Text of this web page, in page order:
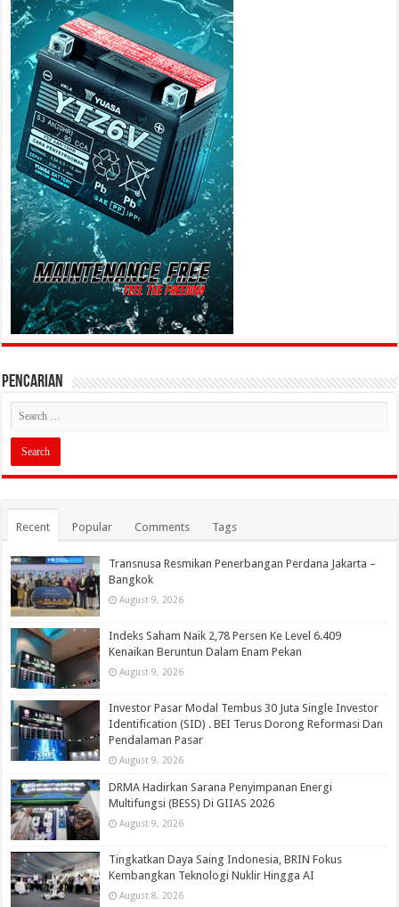
PENCARIAN
Recent Popular Comments Tags
Transnusa Resmikan Penerbangan Perdana Jakarta –
Bangkok
August 9, 2026
Indeks Saham Naik 2,78 Persen Ke Level 6.409
Kenaikan Beruntun Dalam Enam Pekan
August 9, 2026
Investor Pasar Modal Tembus 30 Juta Single Investor
Identification (SID) . BEI Terus Dorong Reformasi Dan
Pendalaman Pasar
August 9, 2026
DRMA Hadirkan Sarana Penyimpanan Energi
Multifungsi (BESS) Di GIIAS 2026
August 9, 2026
Tingkatkan Daya Saing Indonesia, BRIN Fokus
Kembangkan Teknologi Nuklir Hingga AI
August 8, 2026